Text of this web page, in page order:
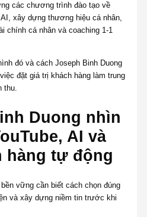
các chương trình đào tạo về
xây dựng thương hiệu cá nhân,
chính cá nhân và coaching 1-1
đó và cách Joseph Binh Duong
đặt giá trị khách hàng làm trung
thu.
Duong nhìn
AI và
hàng tự động
vững cần biết cách chọn đúng
và xây dựng niềm tin trước khi